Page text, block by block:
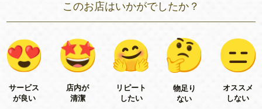
このお店はいかがでしたか？
サービス
が良い
店内が
清潔
リピート
したい
物足り
ない
オススメ
しない